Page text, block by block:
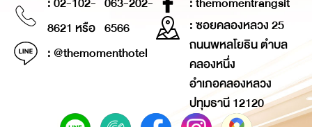
8621 หรือ 6566
: @themomenthotel
: ซอยคลองหลวง 25
ถนนพหลโยธิน ตำบล
คลองหนึ่ง
อำเภอคลองหลวง
ปทุมธานี 12120